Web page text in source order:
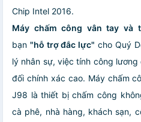
Chip Intel 2016.
Máy chấm công vân tay và
bạn "hỗ trợ đắc lực" cho Quý
lý nhân sự, việc tính công
đối chính xác cao. Máy chấm
J98 là thiết bị chấm công
cà phê, nhà hàng, khách sạn,